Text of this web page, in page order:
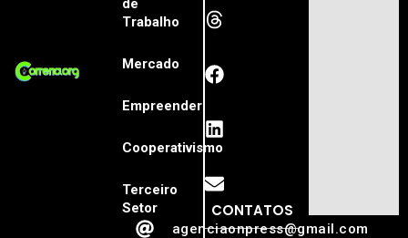
de
Trabalho
Mercado
Empreender
Cooperativismo
Terceiro
Setor
CONTATOS
agenciaonpress@gmail.com